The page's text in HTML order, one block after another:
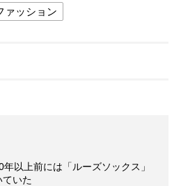
ァッション
年以上前には「ルーズソックス」
いた